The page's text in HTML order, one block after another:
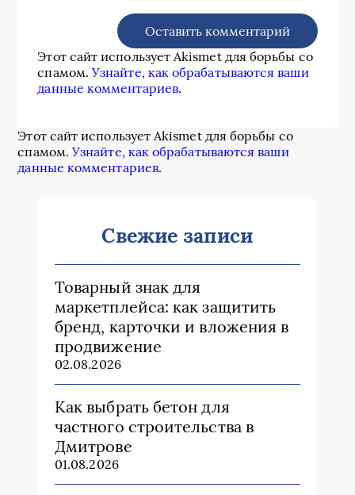
Этот сайт использует Akismet для борьбы со
спамом.Узнайте, как обрабатываются ваши
данные комментариев.
Этот сайт использует Akismet для борьбы со
спамом.Узнайте, как обрабатываются ваши
данные комментариев.
Свежие записи
Товарный знак для
маркетплейса: как защитить
бренд, карточки и вложения в
продвижение
02.08.2026
Как выбрать бетон для
частного строительства в
Дмитрове
01.08.2026